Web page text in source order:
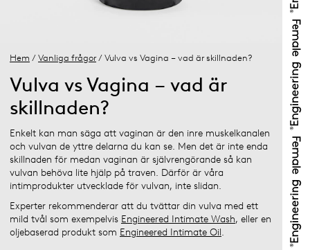
Hem / Vanliga frågor/ Vulva vs Vagina – vad är skillnaden?
Vulva vs Vagina – vad är
skillnaden?
Enkelt kan man säga att vaginan är den inre muskelkanalen
och vulvan de yttre delarna du kan se. Men det är inte enda
skillnaden för medan vaginan är självrengörande så kan
vulvan behöva lite hjälp på traven. Därför är våra
intimprodukter utvecklade för vulvan, inte slidan.
Experter rekommenderar att du tvättar din vulva med ett
mild tvål som exempelvis Engineered Intimate Wash, eller en
oljebaserad produkt som Engineered Intimate Oil.